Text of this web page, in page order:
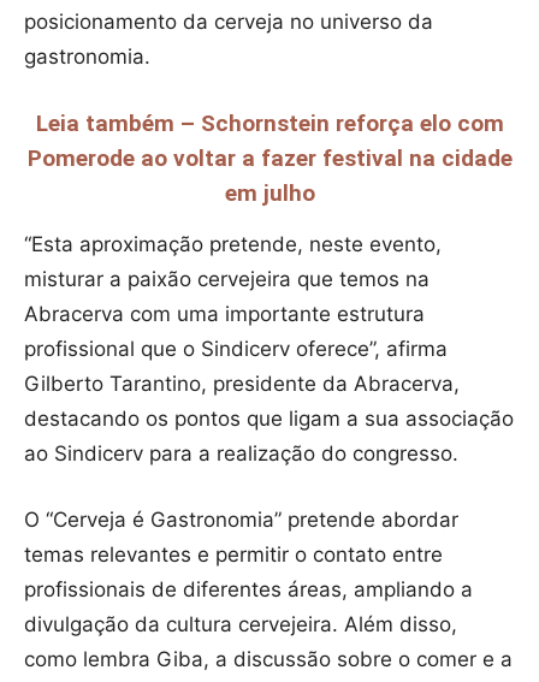
posicionamento da cerveja no universo da
gastronomia.
Leia também – Schornstein reforça elo com
Pomerode ao voltar a fazer festival na cidade
em julho
“Esta aproximação pretende, neste evento,
misturar a paixão cervejeira que temos na
Abracerva com uma importante estrutura
profissional que o Sindicerv oferece”, afirma
Gilberto Tarantino, presidente da Abracerva,
destacando os pontos que ligam a sua associação
ao Sindicerv para a realização do congresso.
O “Cerveja é Gastronomia” pretende abordar
temas relevantes e permitir o contato entre
profissionais de diferentes áreas, ampliando a
divulgação da cultura cervejeira. Além disso,
como lembra Giba, a discussão sobre o comer e a